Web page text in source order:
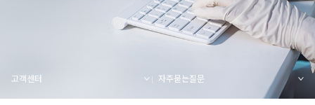
고객센터 자주묻는질문